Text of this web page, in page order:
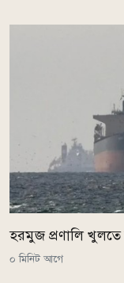
হরমুজ প্রণালি খুলতে
০ মিনিট আগে